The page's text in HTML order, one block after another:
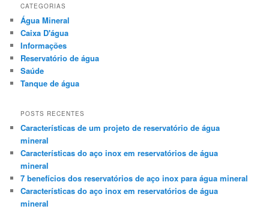
CATEGORIAS
Água Mineral
Caixa D'água
Informações
Reservatório de água
Saúde
Tanque de água
POSTS RECENTES
Características de um projeto de reservatório de água
mineral
Características do aço inox em reservatórios de água
mineral
7 benefícios dos reservatórios de aço inox para água mineral
Características do aço inox em reservatórios de água
mineral